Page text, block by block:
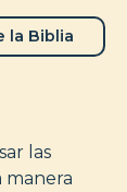
la Biblia
las
manera